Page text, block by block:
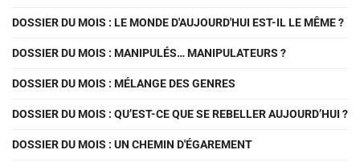
DOSSIER DU MOIS : LE MONDE D'AUJOURD'HUI EST-IL LE MÊME ?
DOSSIER DU MOIS : MANIPULÉS… MANIPULATEURS ?
DOSSIER DU MOIS : MÉLANGE DES GENRES
DOSSIER DU MOIS : QU’EST-CE QUE SE REBELLER AUJOURD’HUI ?
DOSSIER DU MOIS : UN CHEMIN D'ÉGAREMENT